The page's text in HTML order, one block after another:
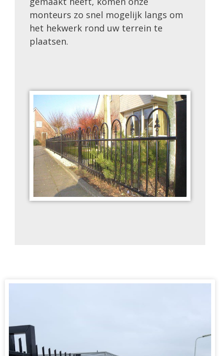
monteurs zo snel mogelijk langs om
het hekwerk rond uw terrein te
plaatsen.